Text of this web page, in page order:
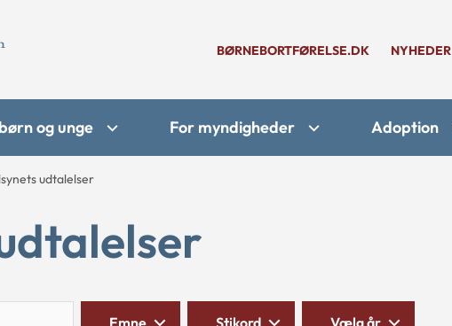
BØRNEBORTFØRELSE.DK NYHEDER
og unge For myndigheder Adoption
udtalelser
Emne Stikord Vælg år